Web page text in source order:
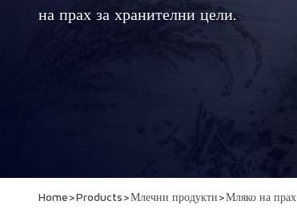
на прах за хранителни цели.
Home>Products>Млечни продукти>Мляко на прах